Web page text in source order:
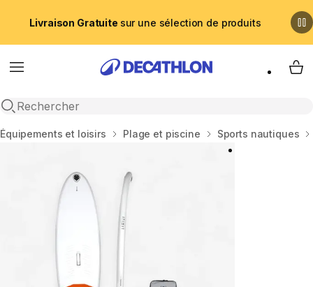
Livraison Gratuite sur une sélection de produits
Menu
Recherche ouverte
My
Accueil
Équipements et loisirs Plage et piscine Sports nautiques